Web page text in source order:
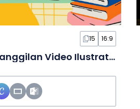
15 16:9
Latar Belakang Panggilan Video Ilustratif dalam Slide